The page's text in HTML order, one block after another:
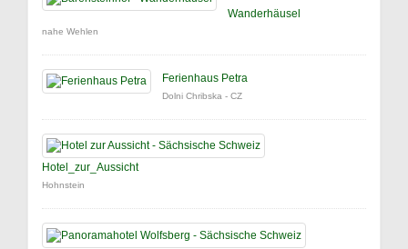
Wanderhäusel
nahe Wehlen
Ferienhaus Petra
Dolni Chribska - CZ
Hotel_zur_Aussicht
Hohnstein